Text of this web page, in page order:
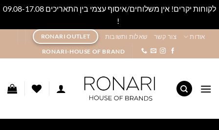
לקוחות יקרים! אין משלוחים/איסוף עצמי בין התאריכים 09.08-17.08
!
content
אודות צור קשר שאלות ותשובות RONARI OUTLET
RONARI-HOUSE OF BRAND